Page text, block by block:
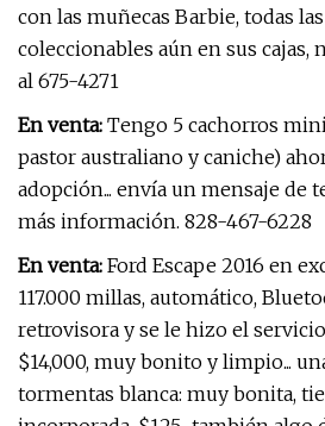
con las muñecas Barbie, todas
coleccionables aún en sus cajas,
al 675-4271
En venta: Tengo 5 cachorros
pastor australiano y caniche)
adopción... envía un mensaje de
más información. 828-467-6228
En venta: Ford Escape 2016 en
117.000 millas, automático,
retrovisora ​​y se le hizo el
$14,000, muy bonito y limpio...
tormentas blanca: muy bonita,